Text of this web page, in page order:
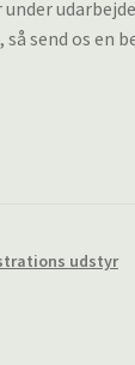
send os en
udstyr